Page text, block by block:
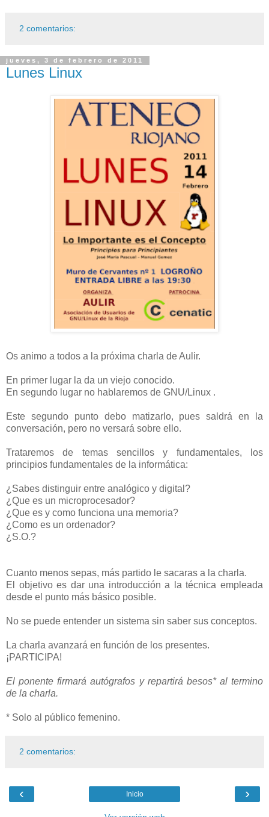
2 comentarios:
jueves, 3 de febrero de 2011
Lunes Linux
Os animo a todos a la próxima charla de Aulir.
En primer lugar la da un viejo conocido.
En segundo lugar no hablaremos de GNU/Linux .
Este segundo punto debo matizarlo, pues saldrá en la
conversación, pero no versará sobre ello.
Trataremos de temas sencillos y fundamentales, los
principios fundamentales de la informática:
¿Sabes distinguir entre analógico y digital?
¿Que es un microprocesador?
¿Que es y como funciona una memoria?
¿Como es un ordenador?
¿S.O.?
Cuanto menos sepas, más partido le sacaras a la charla.
El objetivo es dar una introducción a la técnica empleada
desde el punto más básico posible.
No se puede entender un sistema sin saber sus conceptos.
La charla avanzará en función de los presentes.
¡PARTICIPA!
El ponente firmará autógrafos y repartirá besos* al termino
de la charla.
* Solo al público femenino.
2 comentarios:
‹ ›
Inicio